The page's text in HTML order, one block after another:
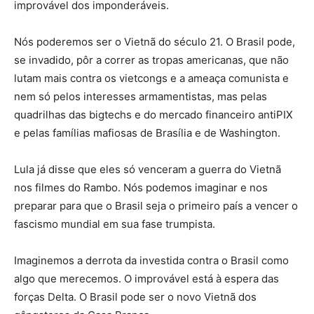
improvável dos imponderáveis.
Nós poderemos ser o Vietnã do século 21. O Brasil pode,
se invadido, pôr a correr as tropas americanas, que não
lutam mais contra os vietcongs e a ameaça comunista e
nem só pelos interesses armamentistas, mas pelas
quadrilhas das bigtechs e do mercado financeiro antiPIX
e pelas famílias mafiosas de Brasília e de Washington.
Lula já disse que eles só venceram a guerra do Vietnã
nos filmes do Rambo. Nós podemos imaginar e nos
preparar para que o Brasil seja o primeiro país a vencer o
fascismo mundial em sua fase trumpista.
Imaginemos a derrota da investida contra o Brasil como
algo que merecemos. O improvável está à espera das
forças Delta. O Brasil pode ser o novo Vietnã dos